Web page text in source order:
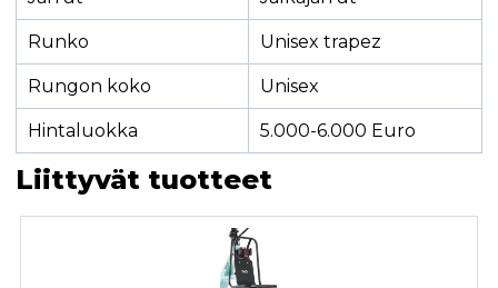
Runko Unisex trapez
Rungon koko Unisex
Hintaluokka 5.000-6.000 Euro
Liittyvät tuotteet